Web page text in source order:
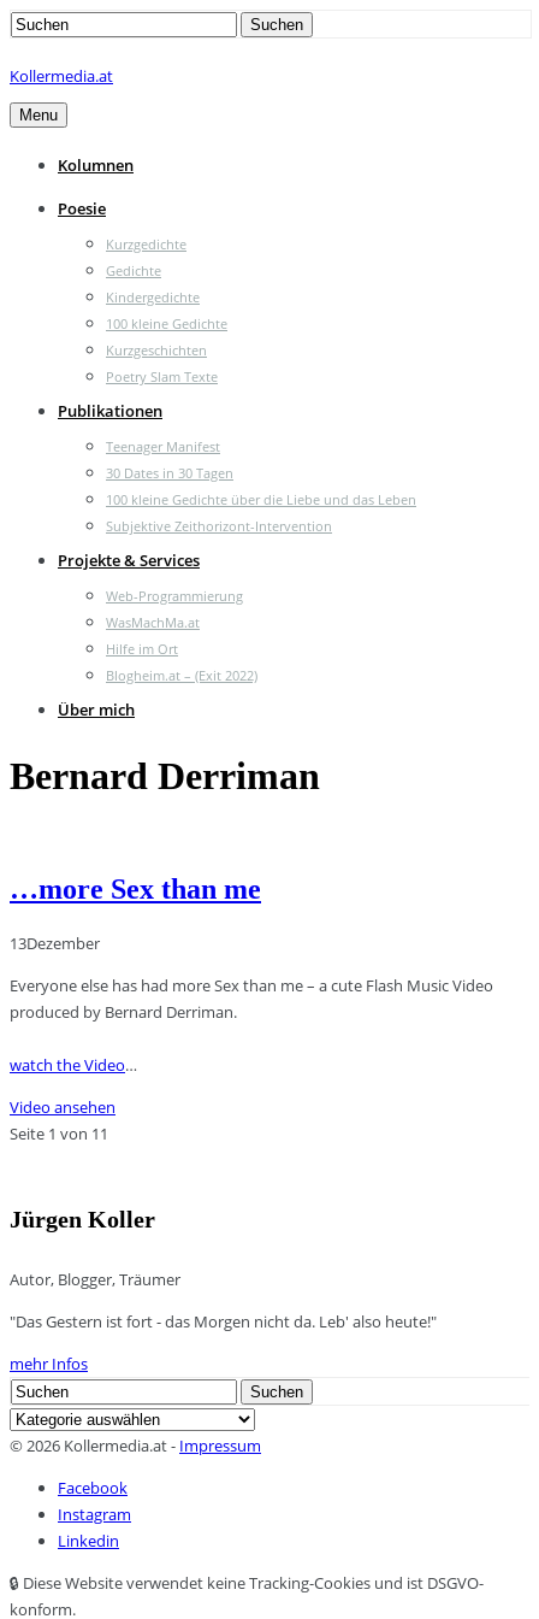
Search
Suchen
Kollermedia.at
Menu
Kolumnen
Poesie
Kurzgedichte
Gedichte
Kindergedichte
100 kleine Gedichte
Kurzgeschichten
Poetry Slam Texte
Publikationen
Teenager Manifest
30 Dates in 30 Tagen
100 kleine Gedichte über die Liebe und das Leben
Subjektive Zeithorizont-Intervention
Projekte & Services
Web-Programmierung
WasMachMa.at
Hilfe im Ort
Blogheim.at – (Exit 2022)
Über mich
Bernard Derriman
…more Sex than me
13Dezember
Everyone else has had more Sex than me – a cute Flash Music Video
produced by Bernard Derriman.
watch the Video…
Video ansehen
Seite 1 von 11
Jürgen Koller
Autor, Blogger, Träumer
"Das Gestern ist fort - das Morgen nicht da. Leb' also heute!"
mehr Infos
Search
for:
Suchen
Kategorien
© 2026 Kollermedia.at - Impressum
Facebook
Instagram
Linkedin
🔒 Diese Website verwendet keine Tracking-Cookies und ist DSGVO-
konform.